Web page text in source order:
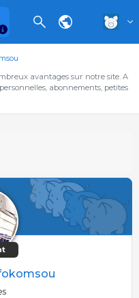
avantages sur notre site. A
abonnements, petites